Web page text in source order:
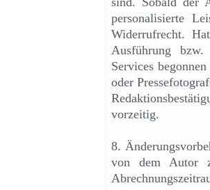
personalisierte
Widerrufrecht.
Ausführung bzw.
Services
oder
vorzeitig.
8.
von dem Autor